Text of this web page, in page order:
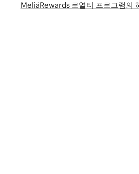
MeliáRewards 로열티 프로그램의